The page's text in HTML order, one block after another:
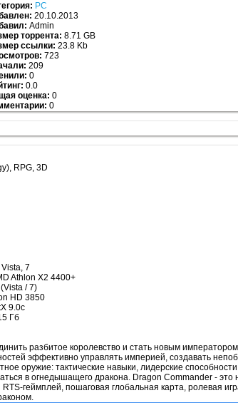
PC
20.10.2013
Admin
торрента: 8.71 GB
ссылки: 23.8 Kb
723
209
0
0.0
оценка: 0
0
RPG, 3D
7
Athlon X2 4400+
/ 7)
HD 3850
9.0c
Гб
разбитое королевство и стать новым
эффективно управлять империей, создавать
оружие: тактические навыки, лидерские
в огнедышащего дракона. Dragon Commander - это
геймплей, пошаговая глобальная карта, ролевая